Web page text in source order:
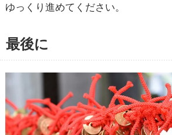
ゆっくり進めてください。
最後に